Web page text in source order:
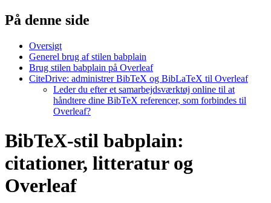
På denne side
Oversigt
Generel brug af stilen babplain
Brug stilen babplain på Overleaf
CiteDrive: administrer BibTeX og BibLaTeX til Overleaf
Leder du efter et samarbejdsværktøj online til at
håndtere dine BibTeX referencer, som forbindes til
Overleaf?
BibTeX-stil babplain:
citationer, litteratur og
Overleaf